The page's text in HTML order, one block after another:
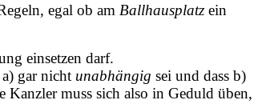
egal ob am Ballhausplatz ein
einsetzen darf.
a) gar nicht unabhängig sei und dass b)
Kanzler muss sich also in Geduld üben,